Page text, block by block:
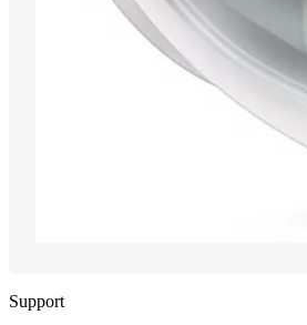
Support